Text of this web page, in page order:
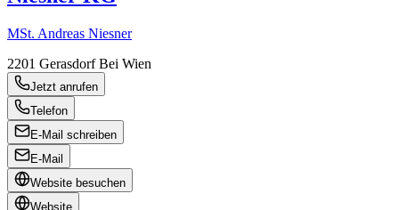
MSt. Andreas Niesner
2201 Gerasdorf Bei Wien
Jetzt anrufen
Telefon
E-Mail schreiben
E-Mail
Website besuchen
Website